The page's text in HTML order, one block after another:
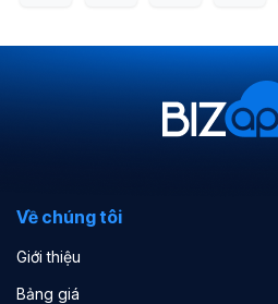
Về chúng tôi
Giới thiệu
Bảng giá